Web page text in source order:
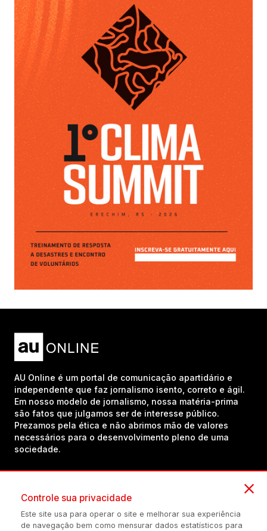
AU Online é um portal de comunicação apartidário e
independente que faz jornalismo isento, correto e ágil.
Em nosso modelo de jornalismo, nossa matéria-prima
são fatos que julgamos ser de interesse público.
Prezamos pela ética e não abrimos mão de valores
necessários para o desenvolvimento pleno de uma
sociedade.
(54) 98434-8385
Controle sua privacidade
Este site usa para operar o site e melhorar sua experiência
de navegação bem como mensurar dados estatísticos para